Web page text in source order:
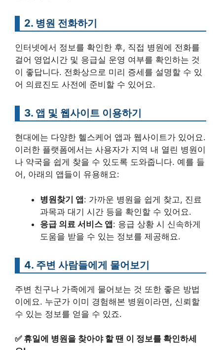
2. 병원 전화하기
인터넷에서 정보를 확인한 후, 직접 병원에 전화를
걸어 영업시간 및 응급실 운영 여부를 확인하는 것
이 좋답니다. 전화상으로 미리 증세를 설명할 수 있
어 의료진도 사전에 준비할 수 있어요.
3. 앱 및 웹사이트 이용하기
현대에는 다양한 헬스케어 앱과 웹사이트가 있어요.
이러한 플랫폼에서는 사용자가 지역 내 열린 병원이
나 약국을 쉽게 찾을 수 있도록 도와줍니다. 예를 들
어, 아래의 앱들이 유용해요:
병원찾기 앱: 가까운 병원을 쉽게 찾고, 진료
과목과 대기 시간 등을 확인할 수 있어요.
응급 의료 서비스 앱: 응급 상황 시 신속하게
도움을 받을 수 있는 정보를 제공해요.
4. 주변 사람들에게 물어보기
주변 친구나 가족에게 물어보는 것 또한 좋은 방법
이에요. 누군가 이미 경험해본 병원이라면, 신뢰할
수 있는 정보를 얻을 수 있죠.
✅ 휴일에 병원을 찾아야 할 땐 이 정보를 확인하세